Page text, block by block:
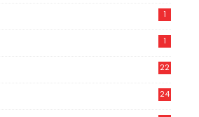
1
1
22
24